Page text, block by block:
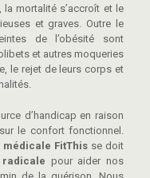
la mortalité s’accroît et le
et graves. Outre le
de l’obésité sont
et autres moqueries
le rejet de leurs corps et
d’handicap en raison
le confort fonctionnel.
médicale FitThis se doit
pour aider nos